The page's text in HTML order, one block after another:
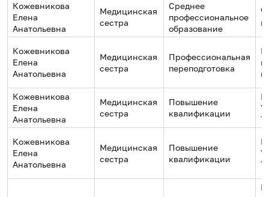
Кожевникова
Елена
Анатольевна
Медицинская
сестра
Среднее
профессиональное
образование
Кожевникова
Елена
Анатольевна
Медицинская
сестра
Профессиональная
переподготовка
Кожевникова
Елена
Анатольевна
Медицинская
сестра
Повышение
квалификации
Кожевникова
Елена
Анатольевна
Медицинская
сестра
Повышение
квалификации